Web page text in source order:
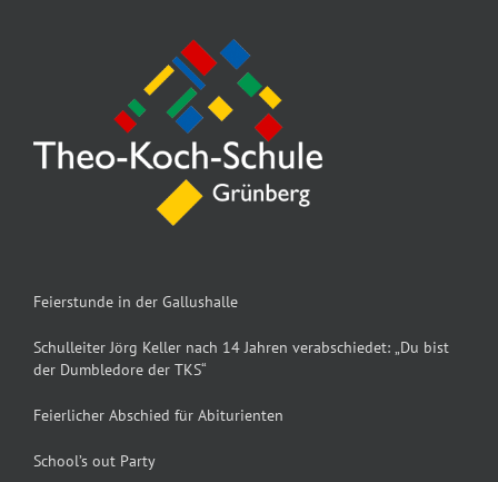
Feierstunde in der Gallushalle
Schulleiter Jörg Keller nach 14 Jahren verabschiedet: „Du bist
der Dumbledore der TKS“
Feierlicher Abschied für Abiturienten
School’s out Party